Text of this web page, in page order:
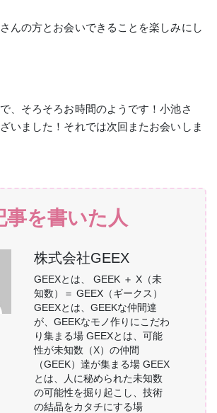
んの方とお会いできることを楽しみにし
、そろそろお時間のようです！小池さ
いました！それでは次回またお会いしま
事を書いた人
株式会社GEEX
GEEXとは、 GEEK ＋ X（未
知数）＝ GEEX（ギークス）
GEEXとは、GEEKな仲間達
が、GEEKなモノ作りにこだわ
り集まる場 GEEXとは、可能
性が未知数（X）の仲間
（GEEK）達が集まる場 GEEX
とは、人に秘められた未知数
の可能性を掘り起こし、技術
の結晶をカタチにする場